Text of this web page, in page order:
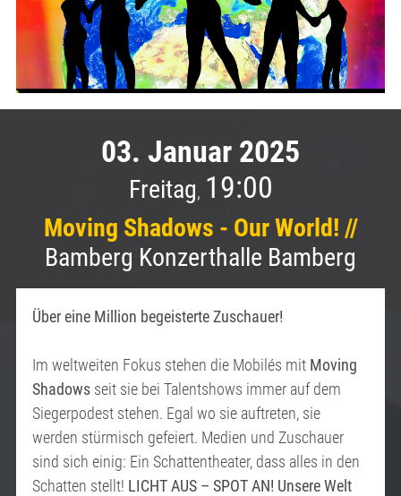
03. Januar 2025
Freitag, 19:00
Moving Shadows - Our World! //
Bamberg Konzerthalle Bamberg
Über eine Million begeisterte Zuschauer!
Im weltweiten Fokus stehen die Mobilés mit Moving
Shadows seit sie bei Talentshows immer auf dem
Siegerpodest stehen. Egal wo sie auftreten, sie
werden stürmisch gefeiert. Medien und Zuschauer
sind sich einig: Ein Schattentheater, dass alles in den
Schatten stellt! LICHT AUS – SPOT AN! Unsere Welt